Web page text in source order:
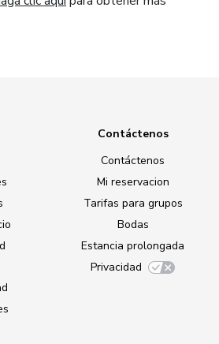
Contáctenos
Contáctenos
Mi reservacion
Tarifas para grupos
Bodas
Estancia prolongada
Privacidad